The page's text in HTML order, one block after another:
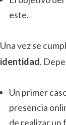
este.
Una vez se
identidad.
Un primer
presencia
de realizar un